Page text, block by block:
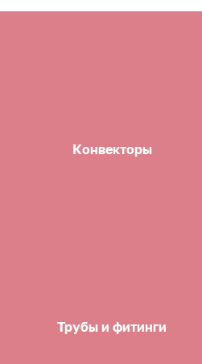
Конвекторы
Трубы и фитинги